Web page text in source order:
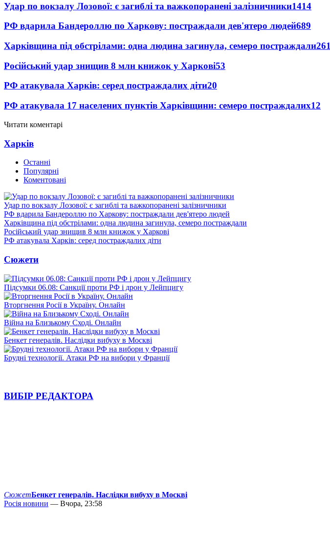
Удар по вокзалу Лозової: є загиблі та важкопоранені залізничники1414
РФ вдарила Бандероллю по Харкову: постраждали дев'ятеро людей689
Харківщина під обстрілами: одна людина загинула, семеро постраждали261
Російський удар знищив 8 млн книжок у Харкові53
РФ атакувала Харків: серед постраждалих діти20
РФ атакувала 17 населених пунктів Харківщини: семеро постраждалих12
Читати коментарі
Харків
Останні
Популярні
Коментовані
Удар по вокзалу Лозової: є загиблі та важкопоранені залізничники
РФ вдарила Бандероллю по Харкову: постраждали дев'ятеро людей
Харківщина під обстрілами: одна людина загинула, семеро постраждали
Російський удар знищив 8 млн книжок у Харкові
РФ атакувала Харків: серед постраждалих діти
Сюжети
Підсумки 06.08: Санкції проти РФ і дрон у Лейпцигу
Вторгнення Росії в Україну. Онлайн
Війна на Близькому Сході. Онлайн
Бенкет генералів. Наслідки вибуху в Москві
Брудні технології. Атаки РФ на вибори у Франції
ВИБІР РЕДАКТОРА
СюжетБенкет генералів. Наслідки вибуху в Москві
Росія новини — Вчора, 23:58